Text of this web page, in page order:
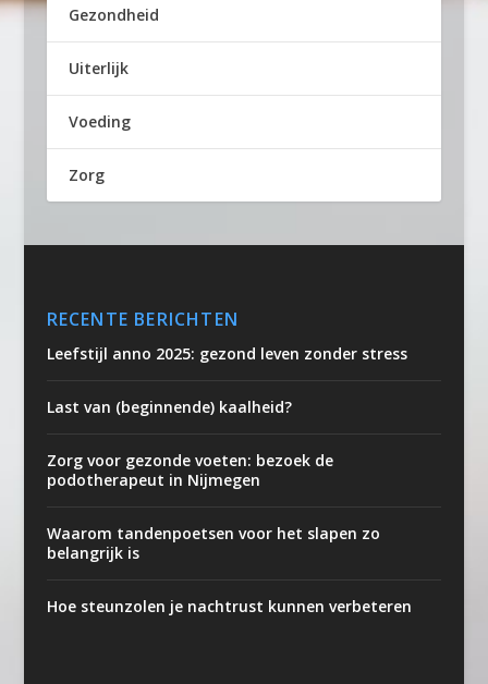
Gezondheid
Uiterlijk
Voeding
Zorg
RECENTE BERICHTEN
Leefstijl anno 2025: gezond leven zonder stress
Last van (beginnende) kaalheid?
Zorg voor gezonde voeten: bezoek de
podotherapeut in Nijmegen
Waarom tandenpoetsen voor het slapen zo
belangrijk is
Hoe steunzolen je nachtrust kunnen verbeteren